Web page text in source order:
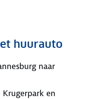
huurauto
naar
en